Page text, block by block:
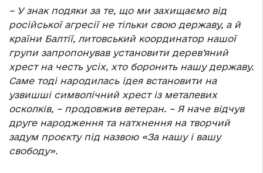
– У знак подяки за те, що ми захищаємо від
російської агресії не тільки свою державу, а й
країни Балтії, литовський координатор нашої
групи запропонував установити дерев’яний
хрест на честь усіх, хто боронить нашу державу.
Саме тоді народилась ідея встановити на
узвишші символічний хрест із металевих
осколків, – продовжив ветеран. – Я наче відчув
друге народження та натхнення на творчий
задум проєкту під назвою «За нашу і вашу
свободу».